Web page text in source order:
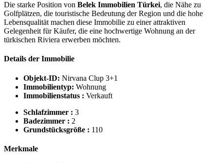
Die starke Position von Belek Immobilien Türkei, die Nähe zu
Golfplätzen, die touristische Bedeutung der Region und die hohe
Lebensqualität machen diese Immobilie zu einer attraktiven
Gelegenheit für Käufer, die eine hochwertige Wohnung an der
türkischen Riviera erwerben möchten.
Details der Immobilie
Objekt-ID: Nirvana Clup 3+1
Immobilientyp: Wohnung
Immobilienstatus : Verkauft
Schlafzimmer : 3
Badezimmer : 2
Grundstücksgröße : 110
Merkmale